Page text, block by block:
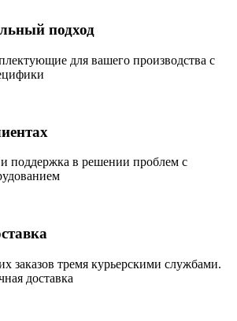
подход
для вашего производства с
поддержка в решении проблем с
заказов тремя курьерскими службами.
доставка